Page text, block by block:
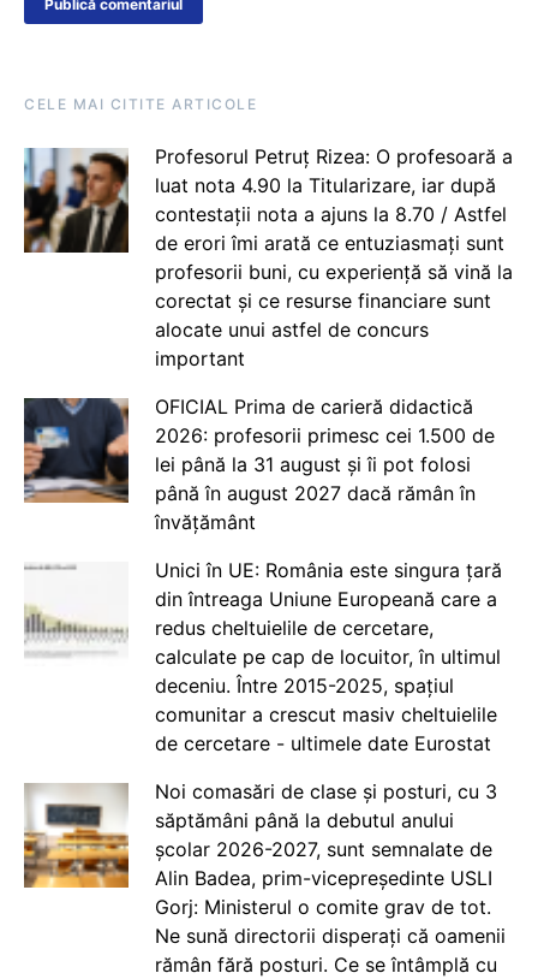
CELE MAI CITITE ARTICOLE
Profesorul Petruț Rizea: O profesoară a
luat nota 4.90 la Titularizare, iar după
contestații nota a ajuns la 8.70 / Astfel
de erori îmi arată ce entuziasmați sunt
profesorii buni, cu experiență să vină la
corectat și ce resurse financiare sunt
alocate unui astfel de concurs
important
OFICIAL Prima de carieră didactică
2026: profesorii primesc cei 1.500 de
lei până la 31 august și îi pot folosi
până în august 2027 dacă rămân în
învățământ
Unici în UE: România este singura țară
din întreaga Uniune Europeană care a
redus cheltuielile de cercetare,
calculate pe cap de locuitor, în ultimul
deceniu. Între 2015-2025, spațiul
comunitar a crescut masiv cheltuielile
de cercetare - ultimele date Eurostat
Noi comasări de clase și posturi, cu 3
săptămâni până la debutul anului
școlar 2026-2027, sunt semnalate de
Alin Badea, prim-vicepreședinte USLI
Gorj: Ministerul o comite grav de tot.
Ne sună directorii disperați că oamenii
rămân fără posturi. Ce se întâmplă cu